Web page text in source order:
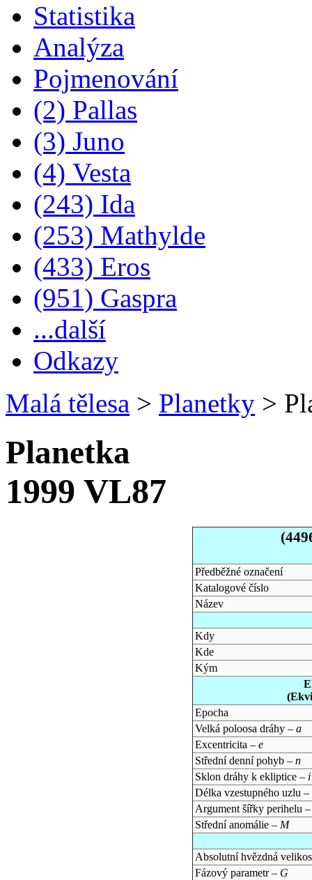
Statistika
Analýza
Pojmenování
(2) Pallas
(3) Juno
(4) Vesta
(243) Ida
(253) Mathylde
(433) Eros
(951) Gaspra
...další
Odkazy
Malá tělesa > Planetky >
Planetka
1999 VL87
Předběžné označení
Katalogové číslo
Název
Kdy
Kde
Kým
Epocha
Velká poloosa dráhy – a
Excentricita – e
Střední denní pohyb – n
Sklon dráhy k ekliptice – i
Délka vzestupného uzlu –
Argument šířky perihelu
Střední anomálie – M
Absolutní hvězdná
Fázový parametr – G